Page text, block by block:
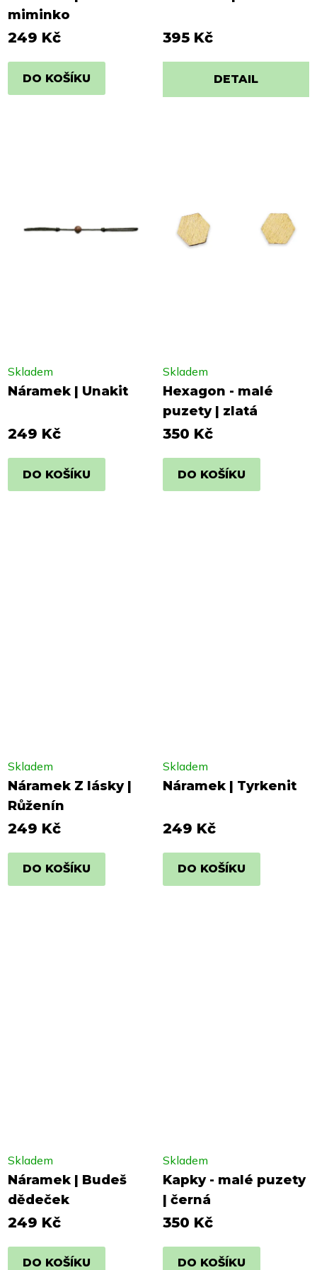
miminko
249 Kč
DO KOŠÍKU
395 Kč
DETAIL
Náramek | Unakit
Skladem
249 Kč
DO KOŠÍKU
Hexagon - malé
puzety | zlatá
Skladem
350 Kč
DO KOŠÍKU
Náramek Z lásky |
Růženín
Skladem
249 Kč
DO KOŠÍKU
Náramek | Tyrkenit
Skladem
249 Kč
DO KOŠÍKU
Náramek | Budeš
dědeček
Skladem
249 Kč
DO KOŠÍKU
Kapky - malé puzety
| černá
Skladem
350 Kč
DO KOŠÍKU